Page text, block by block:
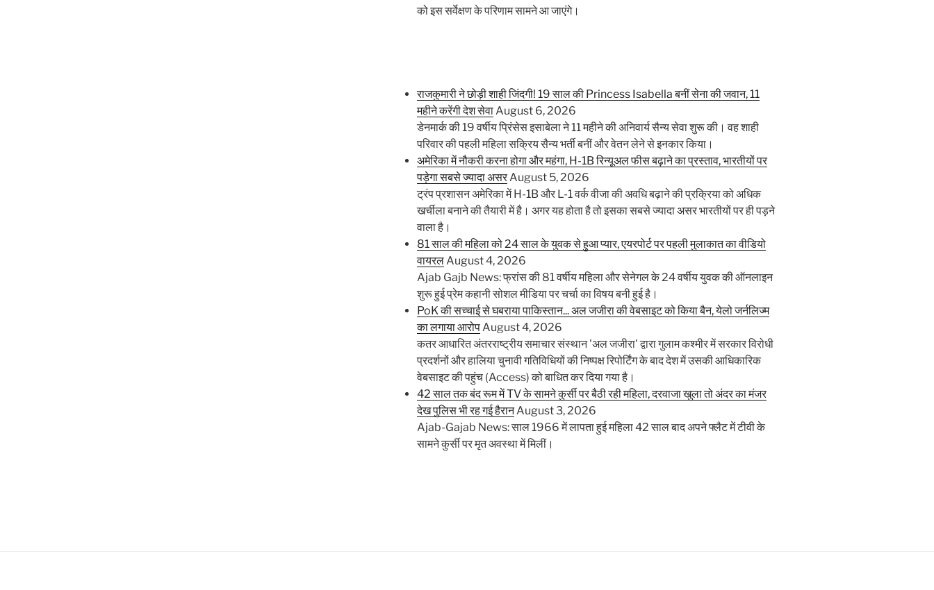
को इस सर्वेक्षण के परिणाम सामने आ जाएंगे।
राजकुमारी ने छोड़ी शाही जिंदगी! 19 साल की Princess Isabella बनीं सेना की जवान, 11
महीने करेंगी देश सेवाAugust 6, 2026
डेनमार्क की 19 वर्षीय प्रिंसेस इसाबेला ने 11 महीने की अनिवार्य सैन्य सेवा शुरू की। वह शाही
परिवार की पहली महिला सक्रिय सैन्य भर्ती बनीं और वेतन लेने से इनकार किया।
अमेरिका में नौकरी करना होगा और महंगा, H-1B रिन्यूअल फीस बढ़ाने का प्रस्ताव, भारतीयों पर
पड़ेगा सबसे ज्यादा असरAugust 5, 2026
ट्रंप प्रशासन अमेरिका में H-1B और L-1 वर्क वीजा की अवधि बढ़ाने की प्रक्रिया को अधिक
खर्चीला बनाने की तैयारी में है। अगर यह होता है तो इसका सबसे ज्यादा असर भारतीयों पर ही पड़ने
वाला है।
81 साल की महिला को 24 साल के युवक से हुआ प्यार, एयरपोर्ट पर पहली मुलाकात का वीडियो
वायरलAugust 4, 2026
Ajab Gajb News: फ्रांस की 81 वर्षीय महिला और सेनेगल के 24 वर्षीय युवक की ऑनलाइन
शुरू हुई प्रेम कहानी सोशल मीडिया पर चर्चा का विषय बनी हुई है।
PoK की सच्चाई से घबराया पाकिस्तान... अल जजीरा की वेबसाइट को किया बैन, येलो जर्नलिज्म
का लगाया आरोपAugust 4, 2026
कतर आधारित अंतरराष्ट्रीय समाचार संस्थान 'अल जजीरा' द्वारा गुलाम कश्मीर में सरकार विरोधी
प्रदर्शनों और हालिया चुनावी गतिविधियों की निष्पक्ष रिपोर्टिंग के बाद देश में उसकी आधिकारिक
वेबसाइट की पहुंच (Access) को बाधित कर दिया गया है।
42 साल तक बंद रूम में TV के सामने कुर्सी पर बैठी रही महिला, दरवाजा खुला तो अंदर का मंजर
देख पुलिस भी रह गई हैरानAugust 3, 2026
Ajab-Gajab News: साल 1966 में लापता हुई महिला 42 साल बाद अपने फ्लैट में टीवी के
सामने कुर्सी पर मृत अवस्था में मिलीं।